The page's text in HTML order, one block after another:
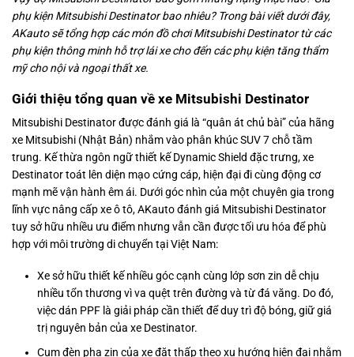
phụ kiện Mitsubishi Destinator bao nhiêu? Trong bài viết dưới đây,
AKauto sẽ tổng hợp các món đồ chơi Mitsubishi Destinator từ các
phụ kiện thông minh hỗ trợ lái xe cho đến các phụ kiện tăng thẩm
mỹ cho nội và ngoại thất xe.
Giới thiệu tổng quan về xe Mitsubishi Destinator
Mitsubishi Destinator được đánh giá là “quân át chủ bài” của hãng
xe Mitsubishi (Nhật Bản) nhắm vào phân khúc SUV 7 chỗ tầm
trung. Kế thừa ngôn ngữ thiết kế Dynamic Shield đặc trưng, xe
Destinator toát lên diện mạo cứng cáp, hiện đại đi cùng động cơ
mạnh mẽ vận hành êm ái. Dưới góc nhìn của một chuyên gia trong
lĩnh vực nâng cấp xe ô tô, AKauto đánh giá Mitsubishi Destinator
tuy sở hữu nhiều ưu điểm nhưng vẫn cần được tối ưu hóa để phù
hợp với môi trường di chuyển tại Việt Nam:
Xe sở hữu thiết kế nhiều góc cạnh cùng lớp sơn zin dễ chịu
nhiều tổn thương vì va quệt trên đường và từ đá văng. Do đó,
việc dán PPF là giải pháp cần thiết để duy trì độ bóng, giữ giá
trị nguyên bản của xe Destinator.
Cụm đèn pha zin của xe đặt thấp theo xu hướng hiện đại nhằm